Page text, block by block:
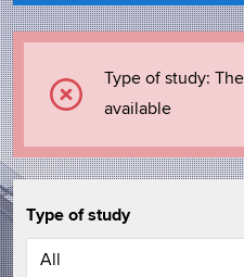
Type of study:
available
Type of study